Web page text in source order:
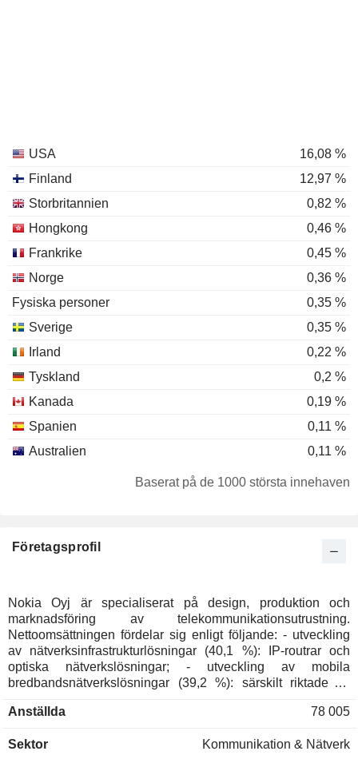
USA
16,08 %
Finland
12,97 %
Storbritannien
0,82 %
Hongkong
0,46 %
Frankrike
0,45 %
Norge
0,36 %
Fysiska personer
0,35 %
Sverige
0,35 %
Irland
0,22 %
Tyskland
0,2 %
Kanada
0,19 %
Spanien
0,11 %
Australien
0,11 %
0,1 %
Puerto Rico
0,04 %
Schweiz
0,03 %
Taiwan
0,02 %
Nya Zeeland
0,02 %
Japan
0,02 %
Sydafrika
0,01 %
Baserat på de 1000 största innehaven
Företagsprofil
Nokia Oyj är specialiserat på design, produktion och
marknadsföring av telekommunikationsutrustning.
Nettoomsättningen fördelar sig enligt följande: - utveckling
av nätverksinfrastrukturlösningar (40,1 %): IP-routrar och
optiska nätverkslösningar; - utveckling av mobila
bredbandsnätverkslösningar (39,2 %): särskilt riktade till
professionella tjänster (nätverksplanering och optimering,
underhåll av telekomnätverk); - mjukvaruutveckling (13,1 %):
Anställda 78 005
Sektor Kommunikation & Nätverk